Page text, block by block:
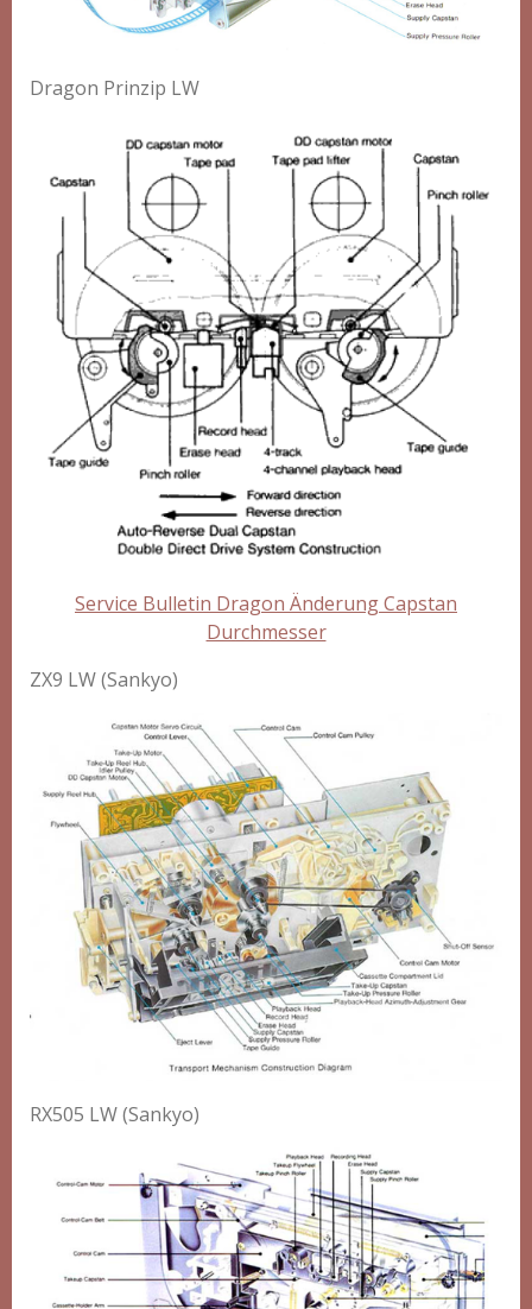
Dragon Prinzip LW
Service Bulletin Dragon Änderung Capstan
Durchmesser
ZX9 LW (Sankyo)
RX505 LW (Sankyo)